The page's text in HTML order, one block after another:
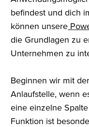
befindest und dich
können unsere
die Grundlagen zu
Unternehmen zu
Beginnen wir mit
Anlaufstelle, wenn
eine einzelne
Funktion ist